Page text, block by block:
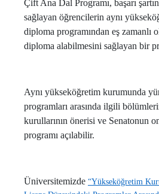
Çift Ana Dal Programı, başarı
sağlayan öğrencilerin aynı
diploma programından eş zamanlı
diploma alabilmesini sağlayan bir
Aynı yükseköğretim kurumunda
programları arasında ilgili
kurullarının önerisi ve Senatonun
programı açılabilir.
Üniversitemizde “Yükseköğretim